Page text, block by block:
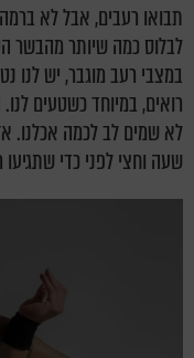
תבואו רעבים, אבל לא
לבלוס כמה שיותר מהבשר
במצבי רעב מוגבר, יש לנו
רואים, במיוחד כשטעים
לא שמים לב לכמה אכלנו.
שעה וחצי לפני כדי